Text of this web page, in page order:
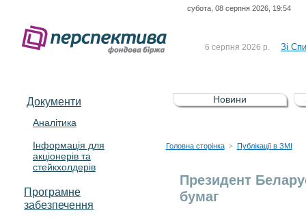
субота, 08 серпня 2026, 19:54
6 серпня 2026 р. Зі
5 серпня 2026 р.
Зі
UA4000232607)
4 серпня 2026 р.
До
Документи
Аналітика
Інформація для
акціонерів та
стейкхолдерів
Програмне
забезпечення
Новини
Головна сторінка > Публікації в ЗМІ
Президент
бумаг